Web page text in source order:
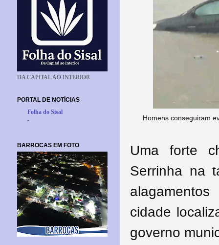
Homens conseguiram
Uma forte
Serrinha na
cidade
governo
DA CAPITAL AO INTERIOR
PORTAL DE NOTÍCIAS
Folha do Sisal
-
BARROCAS EM FOTO